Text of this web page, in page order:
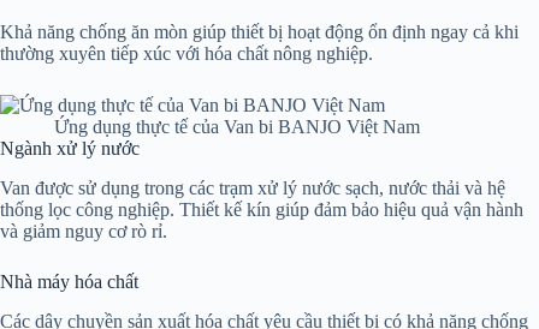
Khả năng chống ăn mòn giúp thiết bị hoạt động ổn định ngay cả khi
thường xuyên tiếp xúc với hóa chất nông nghiệp.
Ứng dụng thực tế của Van bi BANJO Việt Nam
Ngành xử lý nước
Van được sử dụng trong các trạm xử lý nước sạch, nước thải và hệ
thống lọc công nghiệp. Thiết kế kín giúp đảm bảo hiệu quả vận hành
và giảm nguy cơ rò rỉ.
Nhà máy hóa chất
Các dây chuyền sản xuất hóa chất yêu cầu thiết bị có khả năng chống